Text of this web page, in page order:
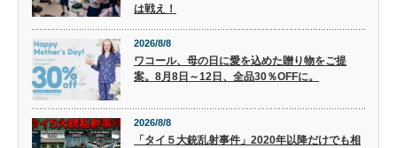
は戦え！
2026/8/8
ワコール、母の日に愛を込めた贈り物をご提
案。8月8日～12日、全品30％OFFに。
2026/8/8
「タイ５大銃乱射事件」2020年以降だけでも相